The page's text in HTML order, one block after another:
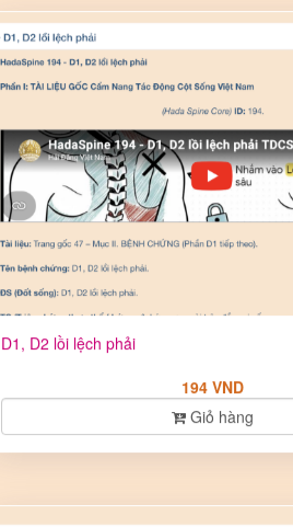
D1, D2 lồi lệch phải
Giỏ hàng